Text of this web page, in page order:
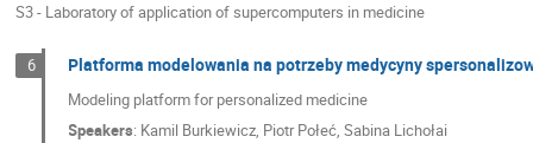
S3 - Laboratory of application of supercomputers in medicine
6 Platforma modelowania na potrzeby medycyny
Modeling platform for personalized medicine
Speakers: Kamil Burkiewicz, Piotr Połeć,Sabina Lichołai